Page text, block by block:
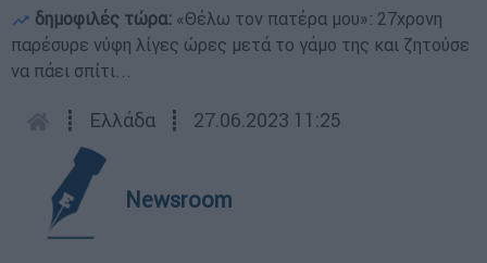
δημοφιλές τώρα: «Θέλω τον πατέρα μου»: 27χρονη
παρέσυρε νύφη λίγες ώρες μετά το γάμο της και ζητούσε
να πάει σπίτι...
┋ Ελλάδα ┋ 27.06.2023 11:25
Newsroom